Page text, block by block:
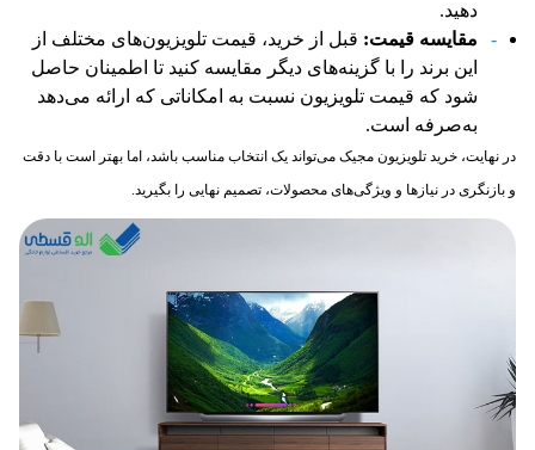
دهید.
مقایسه قیمت: قبل از خرید، قیمت تلویزیون‌های مختلف از
این برند را با گزینه‌های دیگر مقایسه کنید تا اطمینان حاصل
شود که قیمت تلویزیون نسبت به امکاناتی که ارائه می‌دهد
به‌صرفه است.
در نهایت، خرید تلویزیون مجیک می‌تواند یک انتخاب مناسب باشد، اما بهتر است با دقت
و بازنگری در نیازها و ویژگی‌های محصولات، تصمیم نهایی را بگیرید.